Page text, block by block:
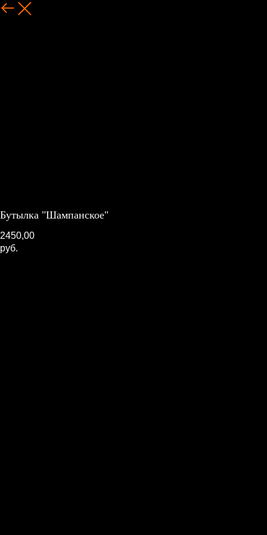
Назад
Бутылка "Шампанское"
2450,00
руб.